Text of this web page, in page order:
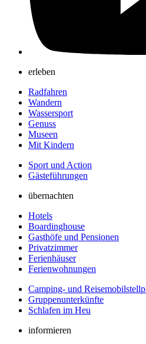
erleben
Radfahren
Wandern
Wassersport
Genuss
Museen
Mit Kindern
Sport und Action
Gästeführungen
übernachten
Hotels
Boardinghouse
Gasthöfe und Pensionen
Privatzimmer
Ferienhäuser
Ferienwohnungen
Camping- und
Gruppenunterkünfte
Schlafen im Heu
informieren